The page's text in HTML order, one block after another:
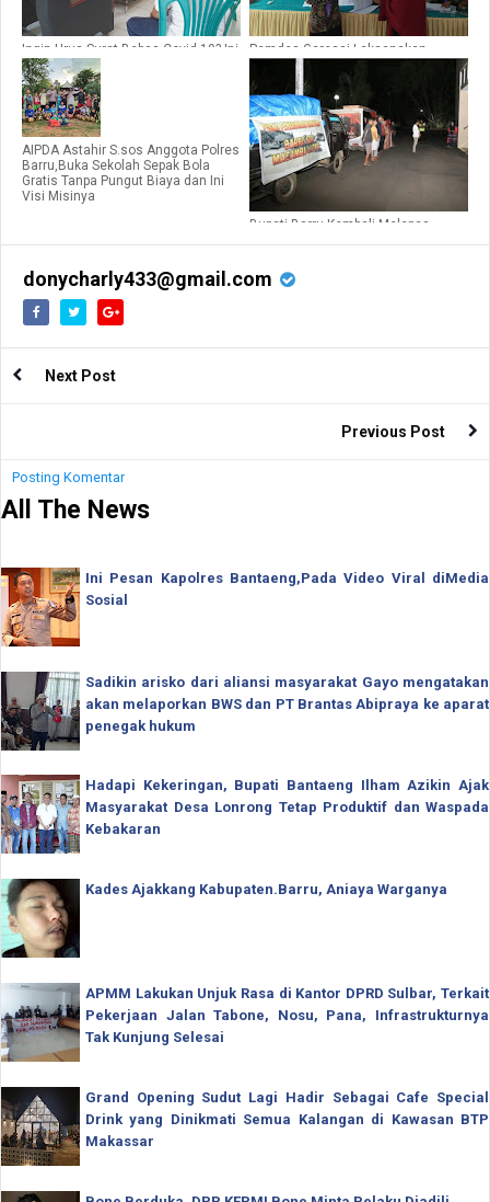
Ingin Urus Surat Bebas Covid-19? Ini
Syarat Harus Dilengkapi di Barru
Pemdes Garessi Laksanakan
Pembagian BLT-DD Tahap Ke-4
AIPDA Astahir S.sos Anggota Polres
Barru,Buka Sekolah Sepak Bola
Gratis Tanpa Pungut Biaya dan Ini
Visi Misinya
Bupati Barru Kembali Melepas
donycharly433@gmail.com
Next Post
Previous Post
Posting Komentar
All The News
Ini Pesan Kapolres Bantaeng,Pada Video Viral diMedia
Sosial
Sadikin arisko dari aliansi masyarakat Gayo mengatakan
akan melaporkan BWS dan PT Brantas Abipraya ke aparat
penegak hukum
Hadapi Kekeringan, Bupati Bantaeng Ilham Azikin Ajak
Masyarakat Desa Lonrong Tetap Produktif dan Waspada
Kebakaran
Kades Ajakkang Kabupaten.Barru, Aniaya Warganya
APMM Lakukan Unjuk Rasa di Kantor DPRD Sulbar, Terkait
Pekerjaan Jalan Tabone, Nosu, Pana, Infrastrukturnya
Tak Kunjung Selesai
Grand Opening Sudut Lagi Hadir Sebagai Cafe Special
Drink yang Dinikmati Semua Kalangan di Kawasan BTP
Makassar